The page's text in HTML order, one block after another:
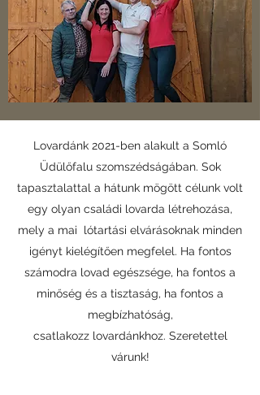
Lovardánk 2021-ben alakult a Somló
Üdülőfalu szomszédságában. Sok
tapasztalattal a hátunk mögött célunk volt
egy olyan családi lovarda létrehozása,
mely a mai lótartási elvárásoknak minden
igényt kielégítően megfelel. Ha fontos
számodra lovad egészsége, ha fontos a
minőség és a tisztaság, ha fontos a
megbízhatóság,
csatlakozz lovardánkhoz. Szeretettel
várunk!